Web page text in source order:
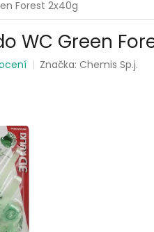
Forest 2x40g
WC Green
Značka:Chemis Sp.j.